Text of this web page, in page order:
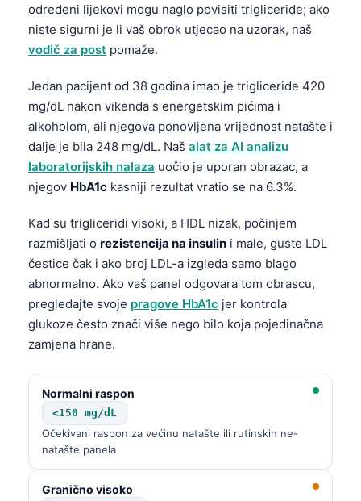
određeni lijekovi mogu naglo povisiti trigliceride; ako
niste sigurni je li vaš obrok utjecao na uzorak, naš
vodič za post pomaže.
Jedan pacijent od 38 godina imao je trigliceride 420
mg/dL nakon vikenda s energetskim pićima i
alkoholom, ali njegova ponovljena vrijednost natašte i
dalje je bila 248 mg/dL. Naš alat za AI analizu
laboratorijskih nalaza uočio je uporan obrazac, a
njegov HbA1c kasniji rezultat vratio se na 6.3%.
Kad su trigliceridi visoki, a HDL nizak, počinjem
razmišljati o rezistencija na insulin i male, guste LDL
čestice čak i ako broj LDL-a izgleda samo blago
abnormalno. Ako vaš panel odgovara tom obrascu,
pregledajte svoje pragove HbA1c jer kontrola
glukoze često znači više nego bilo koja pojedinačna
zamjena hrane.
Normalni raspon
<150 mg/dL
Očekivani raspon za većinu natašte ili rutinskih ne-
natašte panela
Granično visoko